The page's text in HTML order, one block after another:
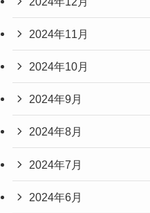
2024年11月
2024年10月
2024年9月
2024年8月
2024年7月
2024年6月